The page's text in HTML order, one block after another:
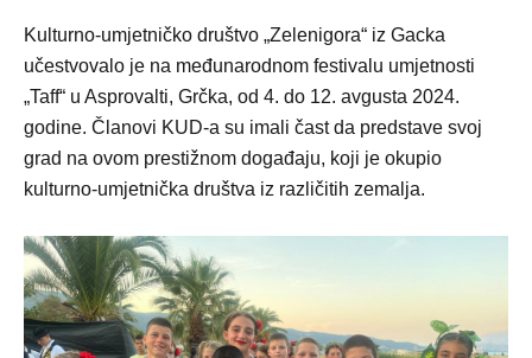
Kulturno-umjetničko društvo „Zelenigora“ iz Gacka
učestvovalo je na međunarodnom festivalu umjetnosti
„Taff“ u Asprovalti, Grčka, od 4. do 12. avgusta 2024.
godine. Članovi KUD-a su imali čast da predstave svoj
grad na ovom prestižnom događaju, koji je okupio
kulturno-umjetnička društva iz različitih zemalja.